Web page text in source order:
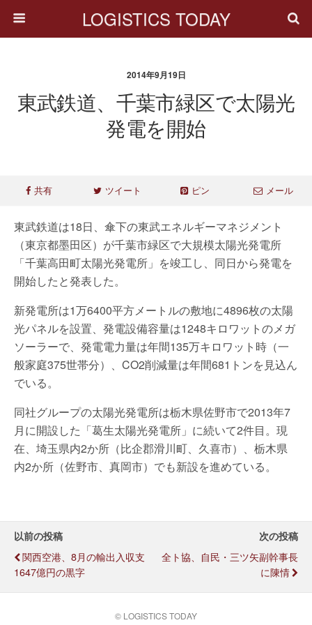
LOGISTICS TODAY
2014年9月19日
東武鉄道、千葉市緑区で太陽光
発電を開始
共有 ツイート ピン メール
東武鉄道は18日、傘下の東武エネルギーマネジメント
（東京都墨田区）が千葉市緑区で大規模太陽光発電所
「千葉高田町太陽光発電所」を竣工し、同日から発電を
開始したと発表した。
新発電所は1万6400平方メートルの敷地に4896枚の太陽
光パネルを設置、発電設備容量は1248キロワットのメガ
ソーラーで、発電電力量は年間135万キロワット時（一
般家庭375世帯分）、CO2削減量は年間681トンを見込ん
でいる。
同社グループの太陽光発電所は栃木県佐野市で2013年7
月に開設した「葛生太陽光発電所」に続いて2件目。現
在、埼玉県内2か所（比企郡滑川町、久喜市）、栃木県
内2か所（佐野市、真岡市）でも新設を進めている。
以前の投稿
関西空港、8月の輸出入収支
1647億円の黒字
次の投稿
全ト協、自民・三ツ矢副幹事長
に陳情
© LOGISTICS TODAY